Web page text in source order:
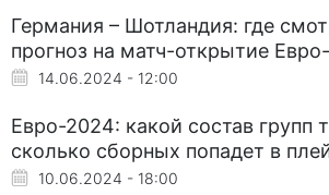
Германия – Шотландия: где
прогноз на матч-открытие
14.06.2024 - 12:00
Евро-2024: какой состав групп
сколько сборных попадет в
10.06.2024 - 18:00